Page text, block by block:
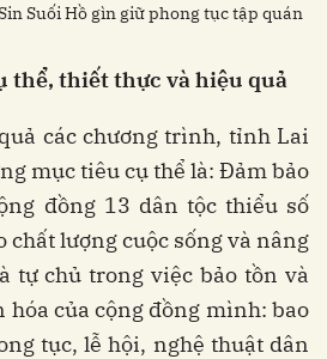
Suối Hồ gìn giữ phong tục tập quán
thể, thiết thực và hiệu quả
các chương trình, tỉnh Lai
mục tiêu cụ thể là: Đảm bảo
đồng 13 dân tộc thiểu số
chất lượng cuộc sống và nâng
tự chủ trong việc bảo tồn và
của cộng đồng mình: bao
tục, lễ hội, nghệ thuật dân